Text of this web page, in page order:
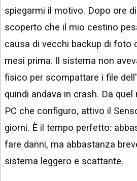
spiegarmi il motivo. Dopo ore
scoperto che il mio cestino
causa di vecchi backup di foto
mesi prima. Il sistema non
fisico per scompattare i file
quindi andava in crash. Da
PC che configuro, attivo il
giorni. È il tempo perfetto:
fare danni, ma abbastanza
sistema leggero e scattante.